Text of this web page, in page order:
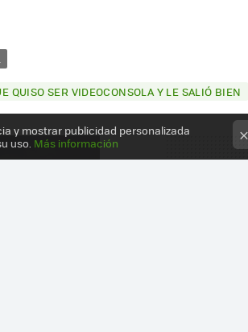
QUISO SER VIDEOCONSOLA Y LE SALIÓ BIEN
y mostrar publicidad personalizada
uso. Más información